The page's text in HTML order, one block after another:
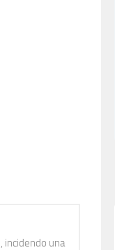
incidendo una